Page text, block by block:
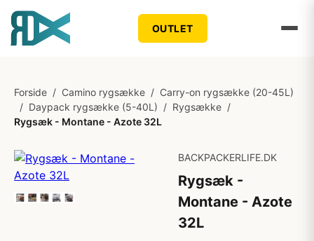
OUTLET
Forside / Camino rygsække / Carry-on rygsække (20-45L)
/ Daypack rygsække (5-40L) / Rygsække /
Rygsæk - Montane - Azote 32L
BACKPACKERLIFE.DK
Rygsæk -
Montane - Azote
32L